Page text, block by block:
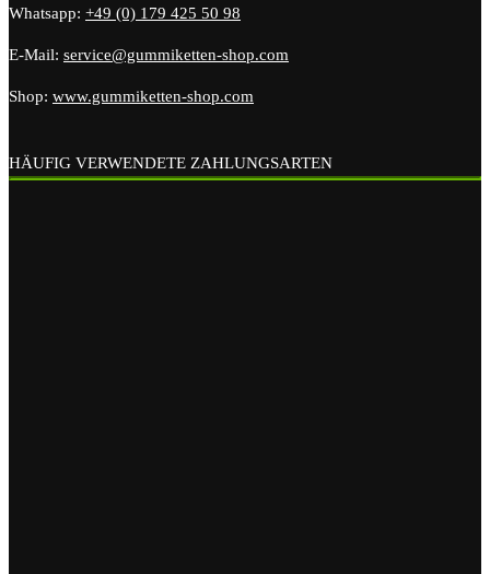
Whatsapp: +49 (0) 179 425 50 98
E-Mail: service@gummiketten-shop.com
Shop: www.gummiketten-shop.com
HÄUFIG VERWENDETE ZAHLUNGSARTEN